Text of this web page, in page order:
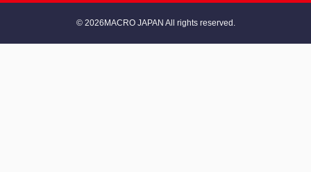
© 2026MACRO JAPAN All rights reserved.